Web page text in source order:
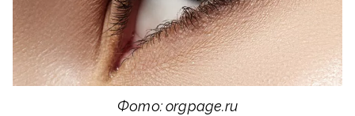
Фото: orgpage.ru